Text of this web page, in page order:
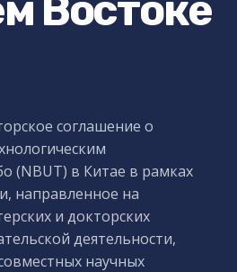
соглашение о
(NBUT) в Китае в рамках
направленное на
и докторских
деятельности,
научных